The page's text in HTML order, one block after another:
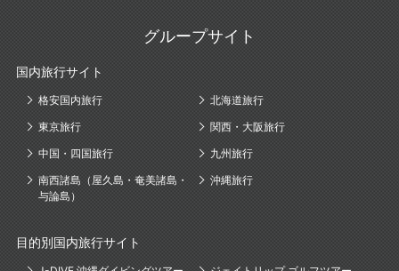
グループサイト
国内旅行サイト
格安国内旅行
北海道旅行
東京旅行
関西・大阪旅行
中国・四国旅行
九州旅行
南西諸島（屋久島・奄美諸島・
与論島）
沖縄旅行
目的別国内旅行サイト